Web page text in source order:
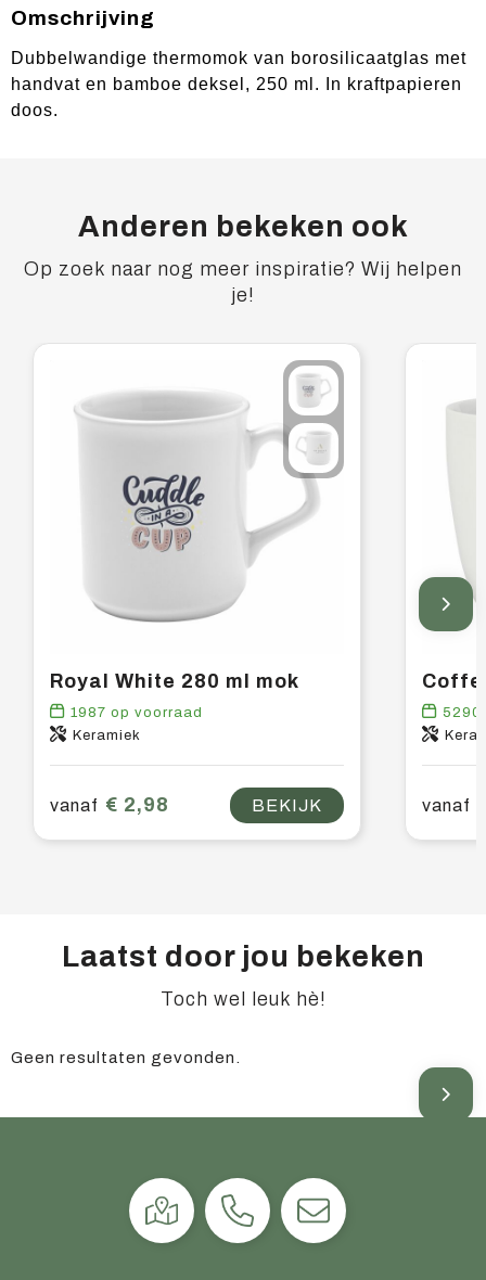
Omschrijving
Dubbelwandige thermomok van borosilicaatglas met
handvat en bamboe deksel, 250 ml. In kraftpapieren
doos.
Anderen bekeken ook
Op zoek naar nog meer inspiratie? Wij helpen
je!
Royal White 280 ml mok
1987 op voorraad
Keramiek
vanaf € 2,98 BEKIJK
5290
vanaf
Laatst door jou bekeken
Toch wel leuk hè!
Geen resultaten gevonden.